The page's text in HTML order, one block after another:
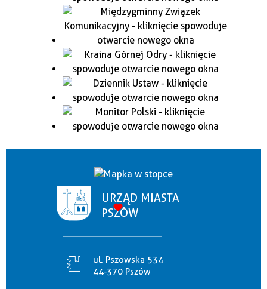
URZĄD MIASTA
PSZÓW
ul. Pszowska 534
44-370 Pszów